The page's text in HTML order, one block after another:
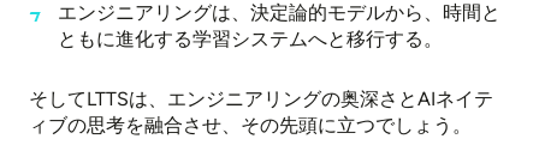
エンジニアリングは、決定論的モデルから、時間と
ともに進化する学習システムへと移行する。
そしてLTTSは、エンジニアリングの奥深さとAIネイテ
ィブの思考を融合させ、その先頭に立つでしょう。